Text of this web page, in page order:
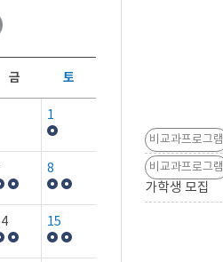
금 토
1
8
15
비교과프로그램
비교과프로그램
가학생 모집